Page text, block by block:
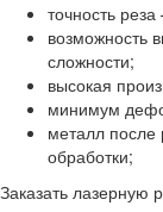
точность
возможность
сложности;
высокая
минимум
металл после
обработки;
Заказать лазерную